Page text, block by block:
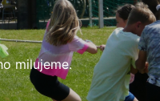
milujeme.